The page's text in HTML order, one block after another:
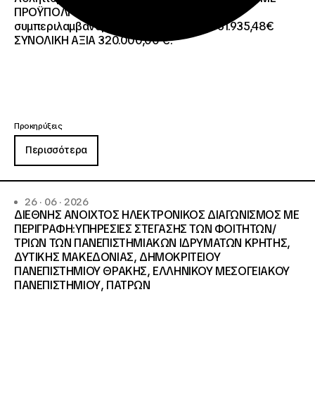
ΠΡΟΫΠΟΛΓΙΣΜΟ:258.064,52 € μη
συμπεριλαμβανομένου του Φ.Π.Α. ΦΠΑ 61.935,48€
ΣΥΝΟΛΙΚΗ ΑΞΙΑ 320.000,00 €.
Προκηρύξεις
Περισσότερα
26 · 06 · 2026
ΔΙΕΘΝΗΣ ΑΝΟΙΧΤΟΣ ΗΛΕΚΤΡΟΝΙΚΟΣ ΔΙΑΓΩΝΙΣΜΟΣ ΜΕ
ΠΕΡΙΓΡΑΦΗ:ΥΠΗΡΕΣΙΕΣ ΣΤΕΓΑΣΗΣ ΤΩΝ ΦΟΙΤΗΤΩΝ/
ΤΡΙΩΝ ΤΩΝ ΠΑΝΕΠΙΣΤΗΜΙΑΚΩΝ ΙΔΡΥΜΑΤΩΝ KΡΗΤΗΣ,
ΔΥΤΙΚΗΣ ΜΑΚΕΔΟΝΙΑΣ, ΔΗΜΟΚΡΙΤΕΙΟΥ
ΠΑΝΕΠΙΣΤΗΜΙΟΥ ΘΡΑΚΗΣ, ΕΛΛΗΝΙΚΟΥ ΜΕΣΟΓΕΙΑΚΟΥ
ΠΑΝΕΠΙΣΤΗΜΙΟΥ, ΠΑΤΡΩΝ